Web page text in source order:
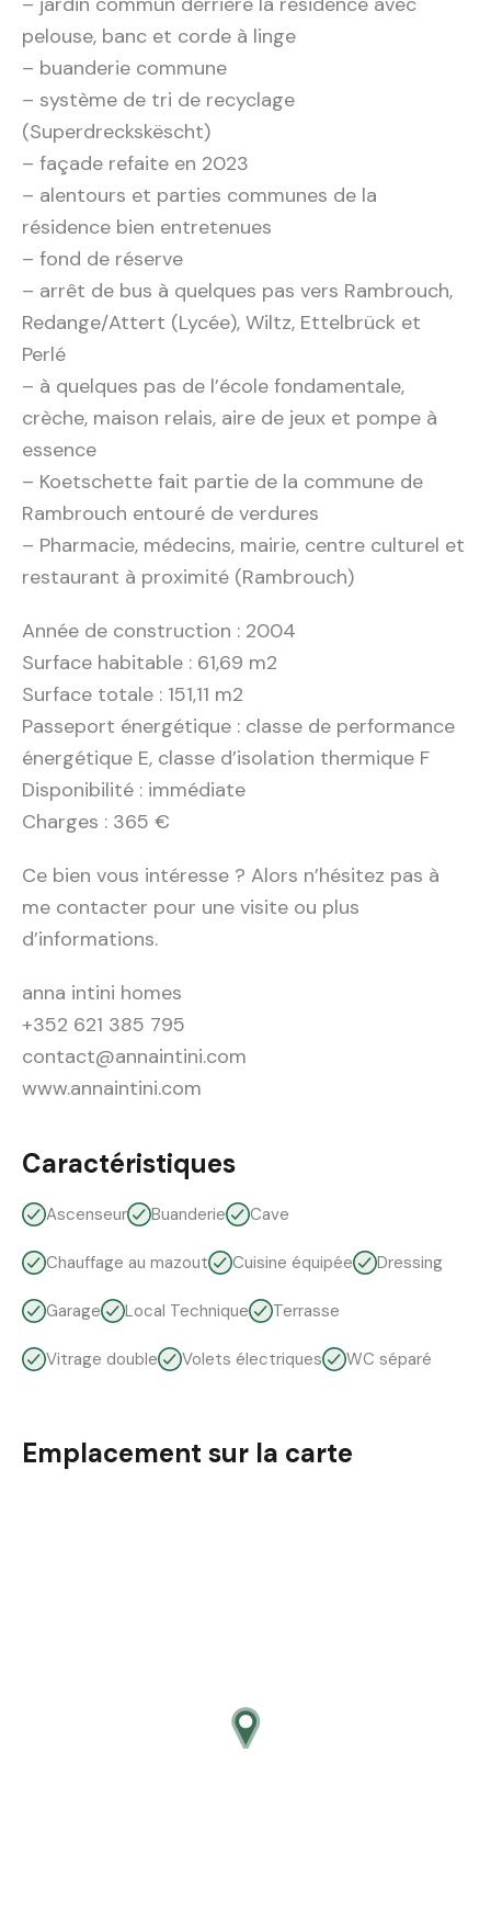
pelouse, banc et corde à linge
– buanderie commune
– système de tri de recyclage
(Superdreckskëscht)
– façade refaite en 2023
– alentours et parties communes de la
résidence bien entretenues
– fond de réserve
– arrêt de bus à quelques pas vers Rambrouch,
Redange/Attert (Lycée), Wiltz, Ettelbrück et
Perlé
– à quelques pas de l’école fondamentale,
crèche, maison relais, aire de jeux et pompe à
essence
– Koetschette fait partie de la commune de
Rambrouch entouré de verdures
– Pharmacie, médecins, mairie, centre culturel et
restaurant à proximité (Rambrouch)
Année de construction : 2004
Surface habitable : 61,69 m2
Surface totale : 151,11 m2
Passeport énergétique : classe de performance
énergétique E, classe d’isolation thermique F
Disponibilité : immédiate
Charges : 365 €
Ce bien vous intéresse ? Alors n’hésitez pas à
me contacter pour une visite ou plus
d’informations.
anna intini homes
+352 621 385 795
contact@annaintini.com
www.annaintini.com
Caractéristiques
Ascenseur Buanderie Cave
Chauffage au mazout Cuisine équipée Dressing
Garage Local Technique Terrasse
Vitrage double Volets électriques WC séparé
Emplacement sur la carte